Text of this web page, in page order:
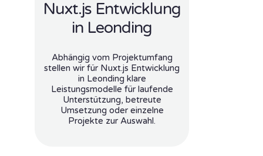
Nuxt.js Entwicklung
in Leonding
Abhängig vom Projektumfang
stellen wir für Nuxt.js Entwicklung
in Leonding klare
Leistungsmodelle für laufende
Unterstützung, betreute
Umsetzung oder einzelne
Projekte zur Auswahl.